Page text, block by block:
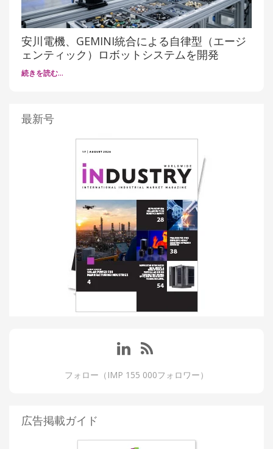
安川電機、GEMINI統合による自律型（エージ
ェンティック）ロボットシステムを開発
続きを読む…
最新号
フォロー（IMP 155 000フォロワー）
広告掲載ガイド